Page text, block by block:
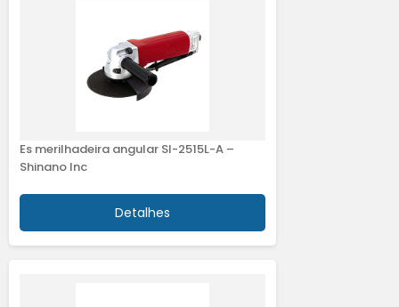
Es merilhadeira angular SI-2515L-A –
Shinano Inc
Detalhes